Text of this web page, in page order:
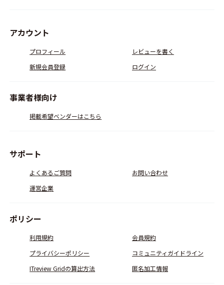
アカウント
プロフィール
レビューを書く
新規会員登録
ログイン
事業者様向け
掲載希望ベンダーはこちら
サポート
よくあるご質問
お問い合わせ
運営企業
ポリシー
利用規約
会員規約
プライバシーポリシー
コミュニティガイドライン
ITreview Gridの算出方法
匿名加工情報